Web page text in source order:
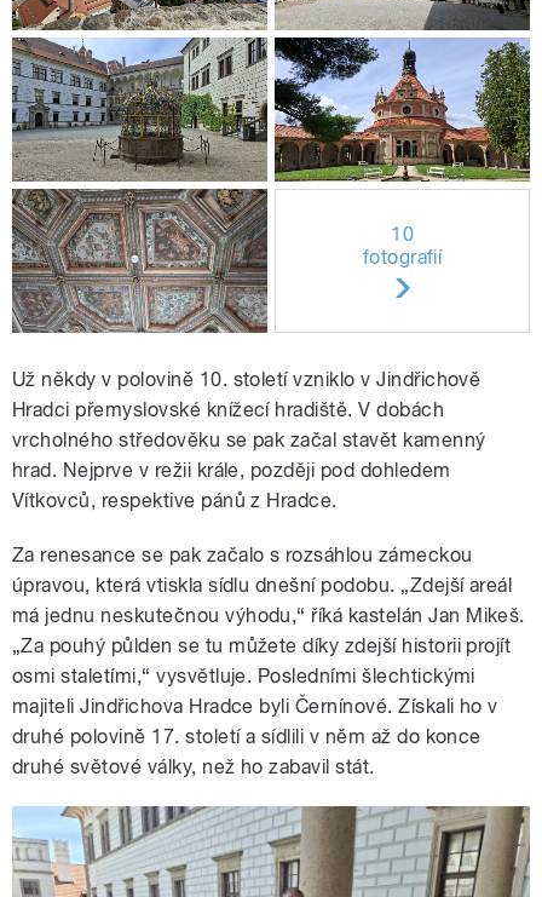
10
fotografií
Už někdy v polovině 10. století vzniklo v Jindřichově
Hradci přemyslovské knížecí hradiště. V dobách
vrcholného středověku se pak začal stavět kamenný
hrad. Nejprve v režii krále, později pod dohledem
Vítkovců, respektive pánů z Hradce.
Za renesance se pak začalo s rozsáhlou zámeckou
úpravou, která vtiskla sídlu dnešní podobu. „Zdejší areál
má jednu neskutečnou výhodu,“ říká kastelán Jan Mikeš.
„Za pouhý půlden se tu můžete díky zdejší historii projít
osmi staletími,“ vysvětluje. Posledními šlechtickými
majiteli Jindřichova Hradce byli Černínové. Získali ho v
druhé polovině 17. století a sídlili v něm až do konce
druhé světové války, než ho zabavil stát.